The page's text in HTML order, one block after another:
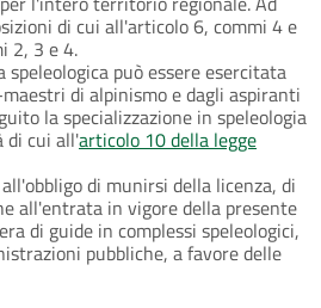
di cui all'articolo 6, commi 4 e
2, 3 e 4.
speleologica può essere esercitata
di alpinismo e dagli aspiranti
la specializzazione in speleologia
di cui all'articolo 10 della legge
di munirsi della licenza, di
all'entrata in vigore della presente
di guide in complessi speleologici,
pubbliche, a favore delle